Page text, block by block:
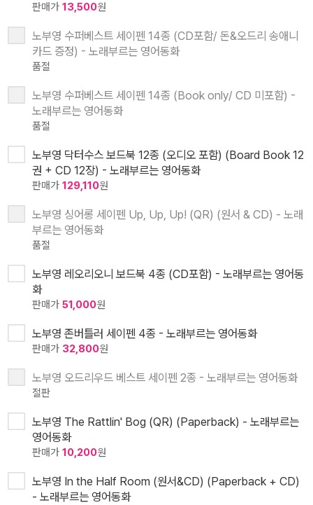
판매가 13,500원
노부영 수퍼베스트 세이펜 14종 (CD포함/ 돈&오드리 송애니
카드 증정) - 노래부르는 영어동화
품절
노부영 수퍼베스트 세이펜 14종 (Book only/ CD 미포함) -
노래부르는 영어동화
품절
노부영 닥터수스 보드북 12종 (오디오 포함) (Board Book 12
권 + CD 12장) - 노래부르는 영어동화
판매가 129,110원
노부영 싱어롱 세이펜 Up, Up, Up! (QR) (원서 & CD) - 노래
부르는 영어동화
품절
노부영 레오리오니 보드북 4종 (CD포함) - 노래부르는 영어동
화
판매가 51,000원
노부영 존버틀러 세이펜 4종 - 노래부르는 영어동화
판매가 32,800원
노부영 오드리우드 베스트 세이펜 2종 - 노래부르는 영어동화
절판
노부영 The Rattlin' Bog (QR) (Paperback) - 노래부르는
영어동화
판매가 10,200원
노부영 In the Half Room (원서&CD) (Paperback + CD)
- 노래부르는 영어동화